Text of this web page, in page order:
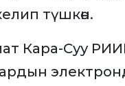
түшкөн.
Кара-Суу